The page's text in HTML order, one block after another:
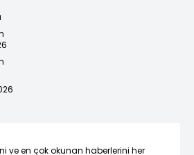
ve en çok okunan haberlerini her